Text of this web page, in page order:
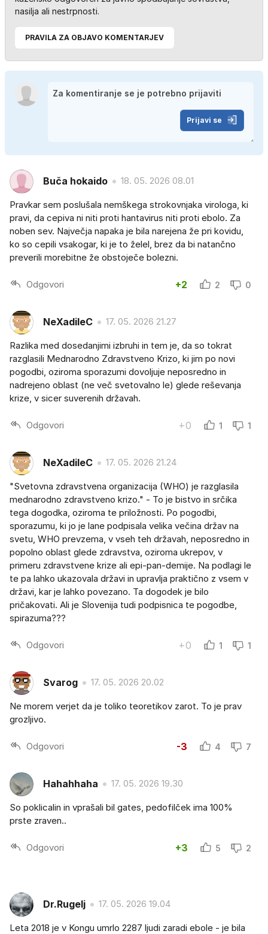
nasilja ali nestrpnosti.
PRAVILA ZA OBJAVO KOMENTARJEV
Prijavi se
Buča hokaido 18. 05. 2026 08.01
Pravkar sem poslušala nemškega strokovnjaka virologa, ki
pravi, da cepiva ni niti proti hantavirus niti proti ebolo. Za
noben sev. Največja napaka je bila narejena že pri kovidu,
ko so cepili vsakogar, ki je to želel, brez da bi natančno
preverili morebitne že obstoječe bolezni.
Odgovori +2 2 0
NeXadileC 17. 05. 2026 21.27
Razlika med dosedanjimi izbruhi in tem je, da so tokrat
razglasili Mednarodno Zdravstveno Krizo, ki jim po novi
pogodbi, oziroma sporazumi dovoljuje neposredno in
nadrejeno oblast (ne več svetovalno le) glede reševanja
krize, v sicer suverenih državah.
Odgovori +0 1 1
NeXadileC 17. 05. 2026 21.24
"Svetovna zdravstvena organizacija (WHO) je razglasila
mednarodno zdravstveno krizo." - To je bistvo in srčika
tega dogodka, oziroma te priložnosti. Po pogodbi,
sporazumu, ki jo je lane podpisala velika večina držav na
svetu, WHO prevzema, v vseh teh državah, neposredno in
popolno oblast glede zdravstva, oziroma ukrepov, v
primeru zdravstvene krize ali epi-pan-demije. Na podlagi le
te pa lahko ukazovala državi in upravlja praktično z vsem v
državi, kar je lahko povezano. Ta dogodek je bilo
pričakovati. Ali je Slovenija tudi podpisnica te pogodbe,
spirazuma???
Odgovori +0 1 1
Svarog 17. 05. 2026 20.02
Ne morem verjet da je toliko teoretikov zarot. To je prav
grozljivo.
Odgovori -3 4 7
Hahahhaha 17. 05. 2026 19.30
So poklicalin in vprašali bil gates, pedofilček ima 100%
prste zraven..
Odgovori +3 5 2
Dr.Rugelj 17. 05. 2026 19.04
Leta 2018 je v Kongu umrlo 2287 ljudi zaradi ebole - je bila